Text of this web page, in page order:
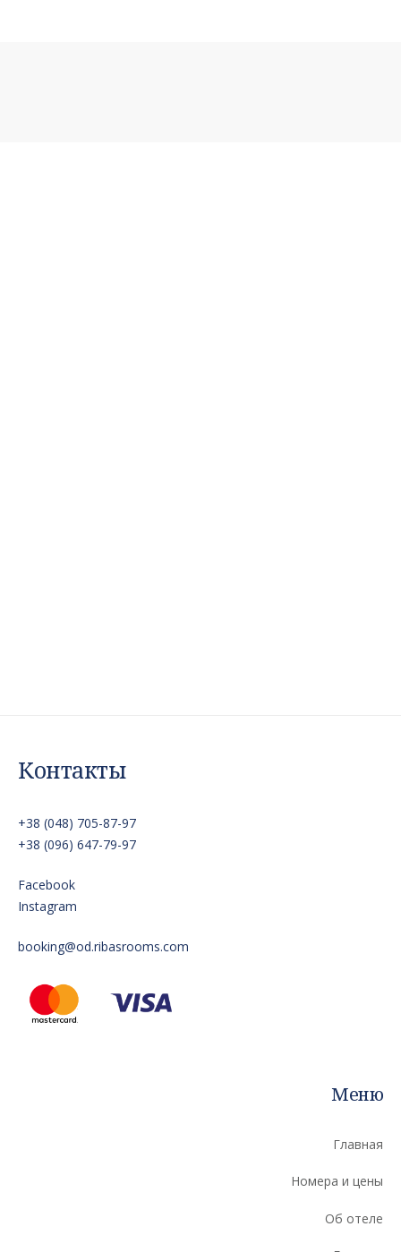
Контакты
+38 (048) 705-87-97
+38 (096) 647-79-97
Facebook
Instagram
booking@od.ribasrooms.com
Меню
Главная
Номера и цены
Об отеле